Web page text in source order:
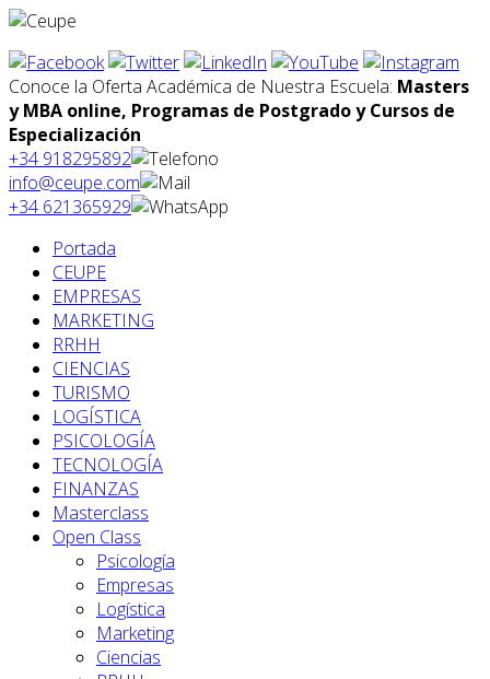
Conoce la Oferta Académica de Nuestra Escuela: Masters
y MBA online, Programas de Postgrado y Cursos de
Especialización
+34 918295892
info@ceupe.com
+34 621365929
Portada
CEUPE
EMPRESAS
MARKETING
RRHH
CIENCIAS
TURISMO
LOGÍSTICA
PSICOLOGÍA
TECNOLOGÍA
FINANZAS
Masterclass
Open Class
Psicología
Empresas
Logística
Marketing
Ciencias